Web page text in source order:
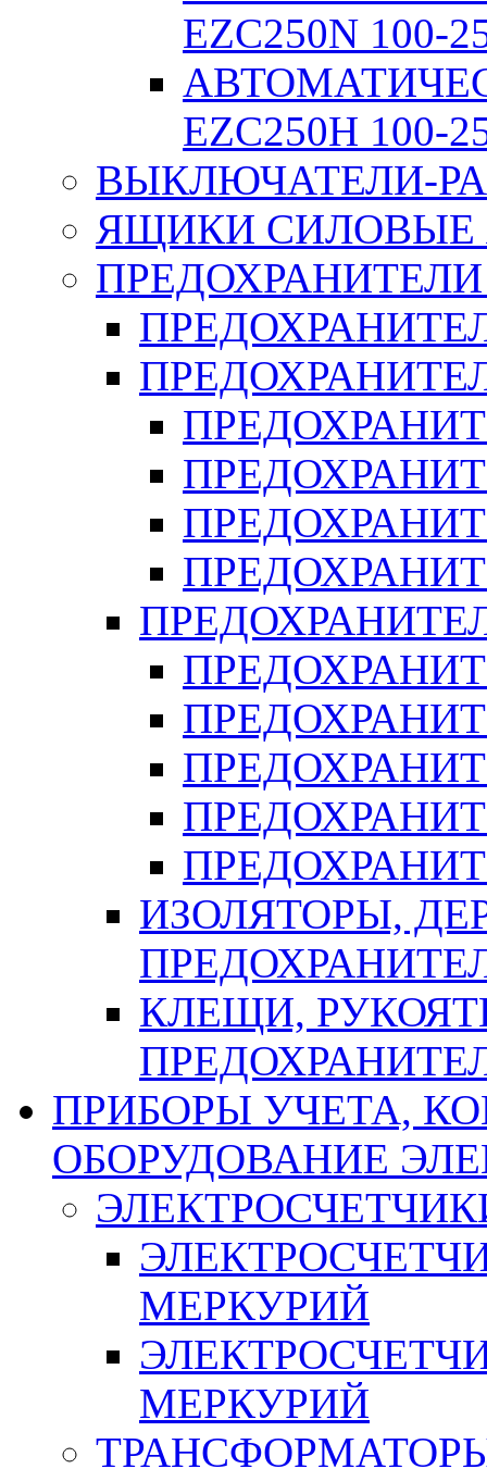
EZC250N 100-
EZC250H 100-
ВЫКЛЮЧАТЕЛИ-
ЯЩИКИ СИЛОВЫЕ
ИЗОЛЯТОРЫ,
КЛЕЩИ,
ПРИБОРЫ УЧЕТА,
ОБОРУДОВАНИЕ
МЕРКУРИЙ
МЕРКУРИЙ